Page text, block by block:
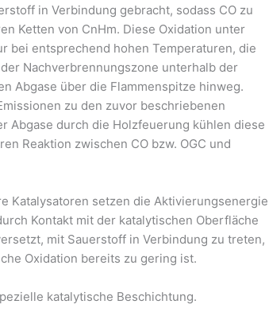
in Verbindung gebracht, sodass CO zu
Ketten von CnHm. Diese Oxidation unter
bei entsprechend hohen Temperaturen, die
Nachverbrennungszone unterhalb der
Abgase über die Flammenspitze hinweg.
zu den zuvor beschriebenen
Abgase durch die Holzfeuerung kühlen diese
Reaktion zwischen CO bzw. OGC und
Katalysatoren setzen die Aktivierungsenergie
Kontakt mit der katalytischen Oberfläche
mit Sauerstoff in Verbindung zu treten,
Oxidation bereits zu gering ist.
katalytische Beschichtung.